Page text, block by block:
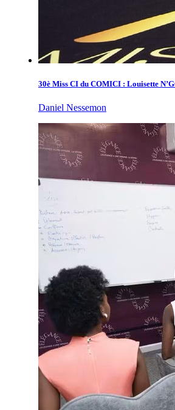
30è Miss CI du COMICI : Louisette
Daniel Nessemon